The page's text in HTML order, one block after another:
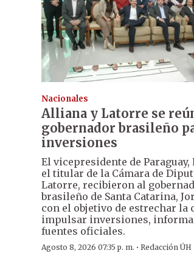
Nacionales
Alliana y Latorre se
gobernador brasileño
inversiones
El vicepresidente de
el titular de la Cámara de
Latorre, recibieron al
brasileño de Santa Catarina,
con el objetivo de estrechar la
impulsar inversiones,
fuentes oficiales.
Agosto 8, 2026 07:35 p. m. · Redacción ÚH